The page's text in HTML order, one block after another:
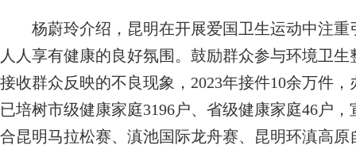
杨蔚玲介绍，昆明在开展爱国卫生运动中注重
人人享有健康的良好氛围。鼓励群众参与环境卫
接收群众反映的不良现象，2023年接件10余万件
已培树市级健康家庭3196户、省级健康家庭46户
合昆明马拉松赛、滇池国际龙舟赛、昆明环滇高